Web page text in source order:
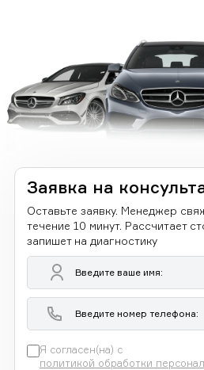
Заявка на
Оставьте заявку. Менеджер
течение 10 минут. Рассчитает
запишет на диагностику
Я согласен(на) с
политикой обработки